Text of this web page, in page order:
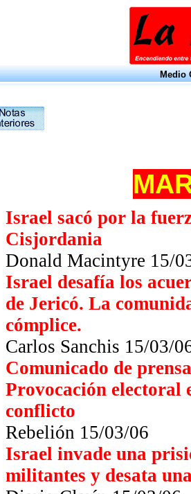
Medio
Israel sacó por la
Cisjordania
Donald Macintyre 15/
Israel desafía los
de Jericó. La
cómplice.
Carlos Sanchis 15/03/
Comunicado de
Provocación electoral
conflicto
Rebelión 15/03/06
Israel invade una
militantes y desata